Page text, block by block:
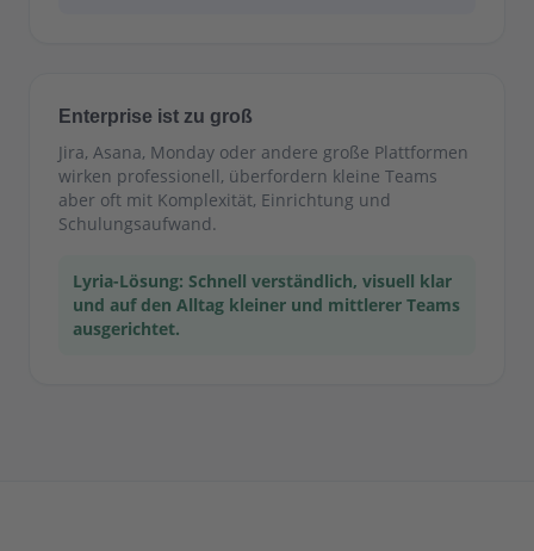
Enterprise ist zu groß
Jira, Asana, Monday oder andere große Plattformen
wirken professionell, überfordern kleine Teams
aber oft mit Komplexität, Einrichtung und
Schulungsaufwand.
Lyria-Lösung: Schnell verständlich, visuell klar
und auf den Alltag kleiner und mittlerer Teams
ausgerichtet.